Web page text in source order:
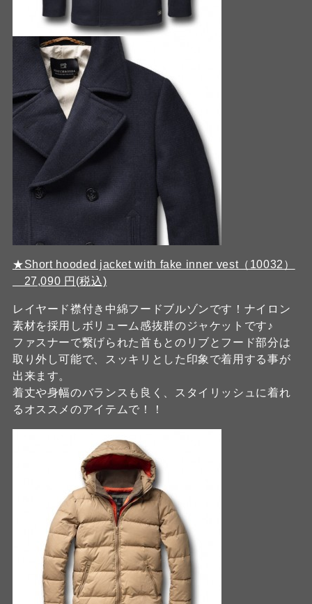
★Short hooded jacket with fake inner vest（10032）
27,090 円(税込)
レイヤード襟付き中綿フードブルゾンです！ナイロン
素材を採用しボリューム感抜群のジャケットです♪
ファスナーで繋げられた首もとのリブとフード部分は
取り外し可能で、スッキリとした印象で着用する事が
出来ます。
着丈や身幅のバランスも良く、スタイリッシュに着れ
るオススメのアイテムで！！